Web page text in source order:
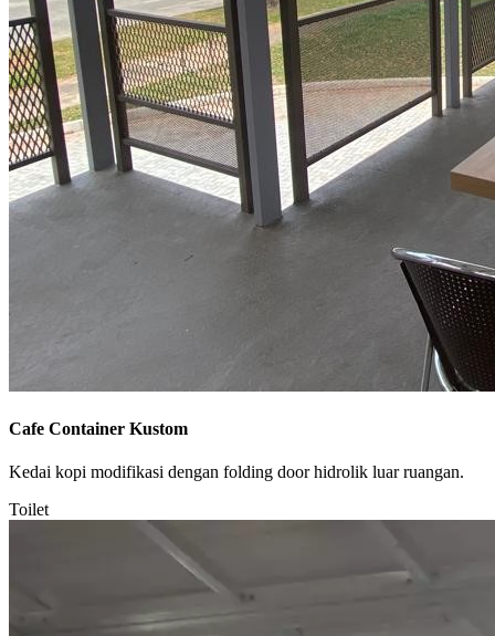
Cafe Container Kustom
Kedai kopi modifikasi dengan folding door hidrolik luar ruangan.
Toilet